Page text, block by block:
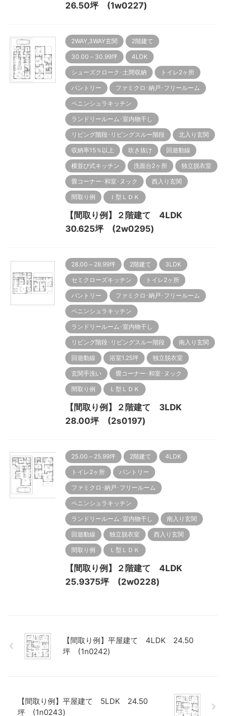
26.50坪 (1w0227)
2WAY,3WAY玄関 2階建て
30.00～30.99坪 4LDK
シューズクローク･土間収納 トイレ2ヶ所
パントリー ファミクロ･納戸･フリールーム
ペニンシュラキッチン
ランドリールーム･室内物干し
リビング階段･リビングスルー階段 北入り玄関
収納率15％以上 吹き抜け 回遊動線
横並び式キッチン 洗面台2ヶ所 独立脱衣室
畳コーナー･和室･ヌック 西入り玄関
間取り例 Ｉ型ＬＤＫ
【間取り例】２階建て 4LDK
30.625坪 (2w0295)
28.00～28.99坪 2階建て 3LDK
セミクローズキッチン トイレ2ヶ所
パントリー ファミクロ･納戸･フリールーム
ペニンシュラキッチン
ランドリールーム･室内物干し
リビング階段･リビングスルー階段 南入り玄関
回遊動線 浴室1.25坪 独立脱衣室
玄関手洗い 畳コーナー･和室･ヌック
間取り例 Ｌ型ＬＤＫ
【間取り例】２階建て 3LDK
28.00坪 (2s0197)
25.00～25.99坪 2階建て 4LDK
トイレ2ヶ所 パントリー
ファミクロ･納戸･フリールーム
ペニンシュラキッチン
ランドリールーム･室内物干し 南入り玄関
回遊動線 独立脱衣室 西入り玄関
間取り例 Ｌ型ＬＤＫ
【間取り例】２階建て 4LDK
25.9375坪 (2w0228)
【間取り例】平屋建て 4LDK 24.50
坪 (1n0242)
【間取り例】平屋建て 5LDK 24.50
坪 (1n0243)